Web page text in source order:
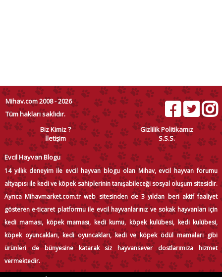
Mihav.com 2008 - 2026
Tüm hakları saklıdır.
Biz Kimiz ?
Gizlilik Politikamız
İletişim
S.S.S.
Evcil Hayvan Blogu
14 yıllık deneyim ile evcil hayvan blogu olan Mihav, evcil hayvan forumu
altyapısı ile kedi ve köpek sahiplerinin tanışabileceği sosyal oluşum sitesidir.
Ayrıca Mihavmarket.com.tr web sitesinden de 3 yıldan beri aktif faaliyet
gösteren e-ticaret platformu ile evcil hayvanlarınız ve sokak hayvanları için
kedi maması, köpek maması, kedi kumu, köpek kulübesi, kedi kulübesi,
köpek oyuncakları, kedi oyuncakları, kedi ve köpek ödül mamaları gibi
ürünleri de bünyesine katarak siz hayvansever dostlarımıza hizmet
vermektedir.